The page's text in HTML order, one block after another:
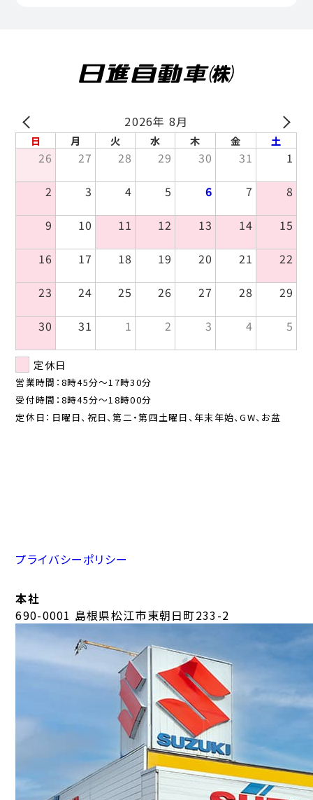
本社
690-0001 島根県松江市東朝日町233-2
2026年 8月 NEXT
日 月 火 水 木 金 土
26 27 28 29 30 31
1
2
3 4 5 6 7
8
9
10 11 12 13 14
15
16
17 18 19 20 21
22
23
24 25 26 27 28
29
30
31 1 2 3 4 5
定休日
営業時間：8時45分〜17時30分
受付時間：8時45分〜18時00分
定休日：日曜日、祝日、第二・第四土曜日、年末年始、GW、お盆
プライバシーポリシー